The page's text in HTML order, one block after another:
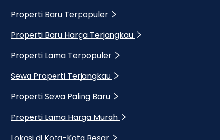
Properti Baru Terpopuler
Properti Baru Harga Terjangkau
Properti Lama Terpopuler
Sewa Properti Terjangkau
Properti Sewa Paling Baru
Properti Lama Harga Murah